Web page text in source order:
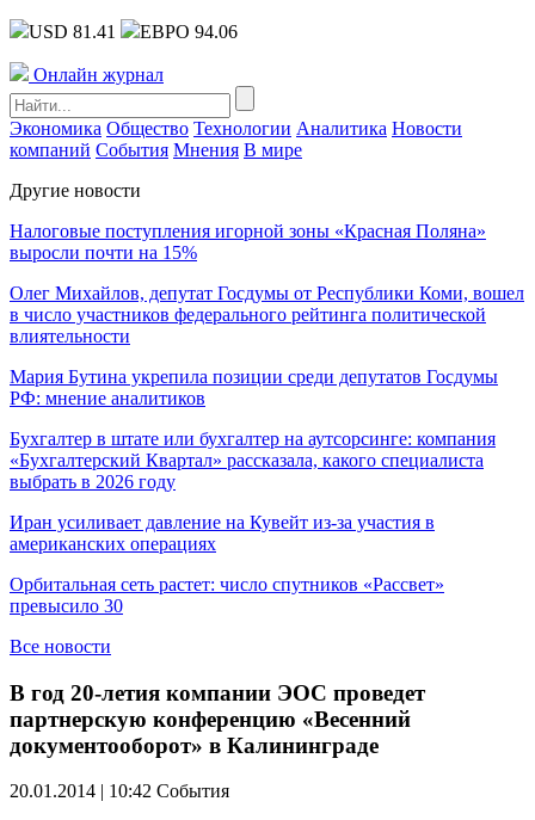
USD 81.41 ЕВРО 94.06
Онлайн журнал
Экономика Общество Технологии Аналитика Новости
компаний События Мнения В мире
Другие новости
Налоговые поступления игорной зоны «Красная Поляна»
выросли почти на 15%
Олег Михайлов, депутат Госдумы от Республики Коми, вошел
в число участников федерального рейтинга политической
влиятельности
Мария Бутина укрепила позиции среди депутатов Госдумы
РФ: мнение аналитиков
Бухгалтер в штате или бухгалтер на аутсорсинге: компания
«Бухгалтерский Квартал» рассказала, какого специалиста
выбрать в 2026 году
Иран усиливает давление на Кувейт из-за участия в
американских операциях
Орбитальная сеть растет: число спутников «Рассвет»
превысило 30
Все новости
В год 20-летия компании ЭОС проведет
партнерскую конференцию «Весенний
документооборот» в Калининграде
20.01.2014 | 10:42 События